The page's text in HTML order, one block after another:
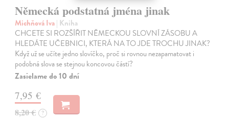
Německá podstatná jména jinak
Michňová Iva| Kniha
CHCETE SI ROZŠÍŘIT NĚMECKOU SLOVNÍ ZÁSOBU A
HLEDÁTE UČEBNICI, KTERÁ NA TO JDE TROCHU JINAK?
Když už se učíte jedno slovíčko, proč si rovnou nezapamatovat i
podobná slova se stejnou koncovou částí?
Zasielame do 10 dní
7,95 €
8,20 € ?